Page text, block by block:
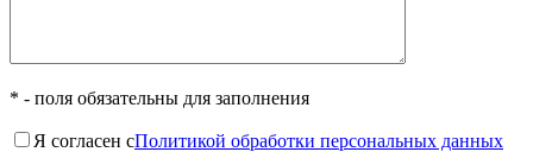
* - поля обязательны для заполнения
Я согласен сПолитикой обработки персональных данных